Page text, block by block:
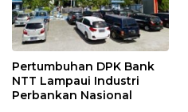
Pertumbuhan DPK Bank
NTT Lampaui Industri
Perbankan Nasional